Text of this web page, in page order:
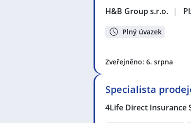
H&B Group s.r.o. |
Plný úvazek
Zveřejněno: 6. srpna
Specialista
4Life Direct Insurance